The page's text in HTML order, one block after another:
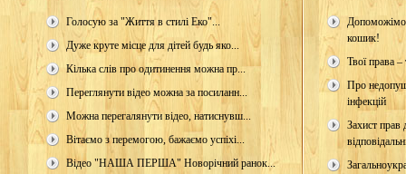
Голосую за "Життя в стилі Еко"...
Дуже круте місце для дітей будь яко...
Кілька слів про одитинення можна пр...
Переглянути відео можна за посиланн...
Можна перегалянути відео, натиснувш...
Вітаємо з перемогою, бажаємо успіхі...
Відео "НАША ПЕРША" Новорічний ранок...
Допоможімо
кошик!
Твої права –
Про
інфекцій
Захист прав